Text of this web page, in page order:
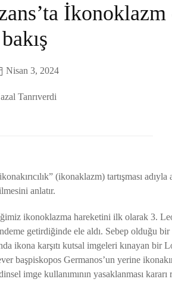
bakış
Nisan 3, 2024
Tanrıverdi
(ikonaklazm) tartışması
anlatır.
ikonoklazma hareketini ilk olarak 3.
getirdiğinde ele aldı. Sebep olduğu
ikona karşıtı kutsal imgeleri kınayan bir
başpiskopos Germanos’un yerine
imge kullanımının yasaklanması